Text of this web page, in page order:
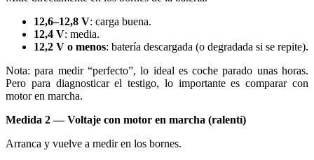
12,6–12,8 V: carga buena.
12,4 V: media.
12,2 V o menos: batería descargada (o degradada si se repite).
Nota: para medir “perfecto”, lo ideal es coche parado unas horas.
Pero para diagnosticar el testigo, lo importante es comparar con
motor en marcha.
Medida 2 — Voltaje con motor en marcha (ralentí)
Arranca y vuelve a medir en los bornes.